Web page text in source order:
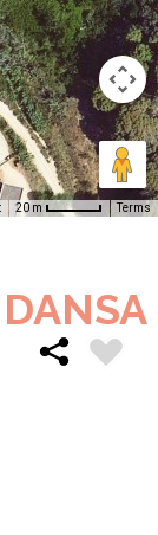
20 m Terms